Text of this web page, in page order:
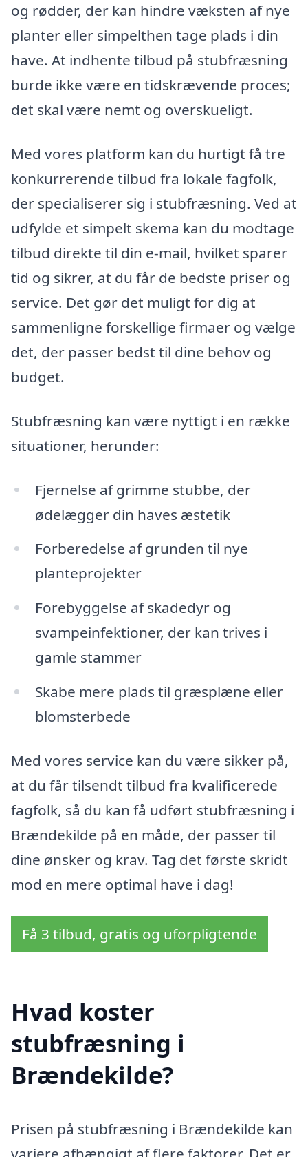
og rødder, der kan hindre væksten af nye
planter eller simpelthen tage plads i din
have. At indhente tilbud på stubfræsning
burde ikke være en tidskrævende proces;
det skal være nemt og overskueligt.
Med vores platform kan du hurtigt få tre
konkurrerende tilbud fra lokale fagfolk,
der specialiserer sig i stubfræsning. Ved at
udfylde et simpelt skema kan du modtage
tilbud direkte til din e-mail, hvilket sparer
tid og sikrer, at du får de bedste priser og
service. Det gør det muligt for dig at
sammenligne forskellige firmaer og vælge
det, der passer bedst til dine behov og
budget.
Stubfræsning kan være nyttigt i en række
situationer, herunder:
Fjernelse af grimme stubbe, der
ødelægger din haves æstetik
Forberedelse af grunden til nye
planteprojekter
Forebyggelse af skadedyr og
svampeinfektioner, der kan trives i
gamle stammer
Skabe mere plads til græsplæne eller
blomsterbede
Med vores service kan du være sikker på,
at du får tilsendt tilbud fra kvalificerede
fagfolk, så du kan få udført stubfræsning i
Brændekilde på en måde, der passer til
dine ønsker og krav. Tag det første skridt
mod en mere optimal have i dag!
Få 3 tilbud, gratis og uforpligtende
Hvad koster
stubfræsning i
Brændekilde?
Prisen på stubfræsning i Brændekilde kan